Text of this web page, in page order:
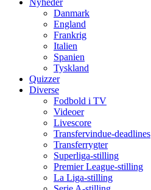
Nyheder
Danmark
England
Frankrig
Italien
Spanien
Tyskland
Quizzer
Diverse
Fodbold i TV
Videoer
Livescore
Transfervindue-deadlines
Transferrygter
Superliga-stilling
Premier League-stilling
La Liga-stilling